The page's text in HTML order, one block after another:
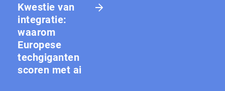
Kwestie van
integratie:
waarom
Europese
techgiganten
scoren met ai